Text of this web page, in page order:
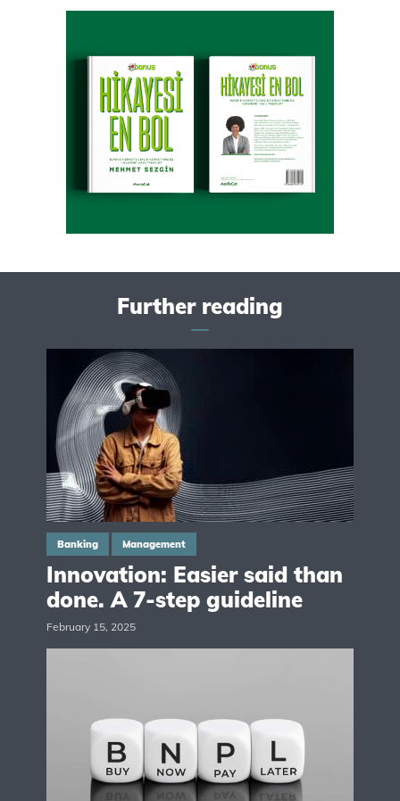
Further reading
Banking Management
Innovation: Easier said than
done. A 7-step guideline
February 15, 2025